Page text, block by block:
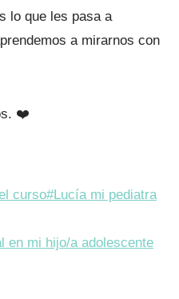
lo que les pasa a
a mirarnos con
❤️
curso#Lucía mi pediatra
en mi hijo/a adolescente